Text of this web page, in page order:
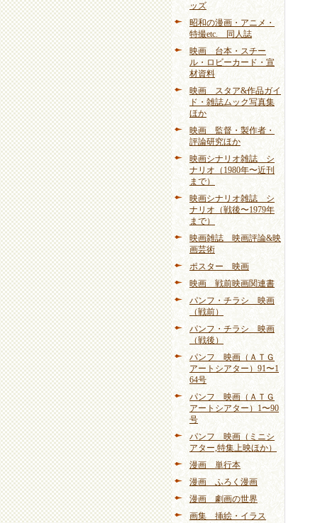
ッズ
昭和の漫画・アニメ・
特撮etc. 同人誌
映画 台本・スチー
ル・ロビーカード・宣
材資料
映画 スタア&作品ガイ
ド・雑誌ムック写真集
ほか
映画 監督・製作者・
評論研究ほか
映画シナリオ雑誌 シ
ナリオ（1980年〜近刊
まで）
映画シナリオ雑誌 シ
ナリオ（戦後〜1979年
まで）
映画雑誌 映画評論&映
画芸術
ポスター 映画
映画 戦前映画関連書
パンフ・チラシ 映画
（戦前）
パンフ・チラシ 映画
（戦後）
パンフ 映画（ＡＴＧ
アートシアター）91〜1
64号
パンフ 映画（ＡＴＧ
アートシアター）1〜90
号
パンフ 映画（ミニシ
アター,特集上映ほか）
漫画 単行本
漫画 ふろく漫画
漫画 劇画の世界
画集 挿絵・イラス